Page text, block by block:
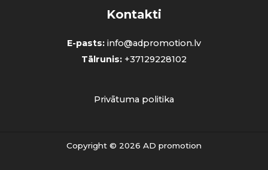
Kontakti
E-pasts: info@adpromotion.lv
Tālrunis: +37129228102
Privātuma politika
Copyright © 2026 AD promotion